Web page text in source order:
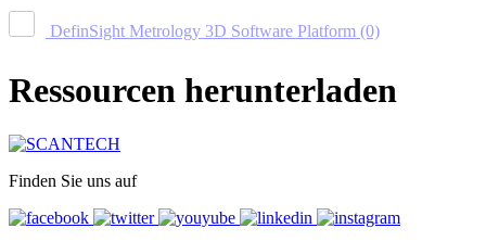
DefinSight Metrology 3D Software Platform (0)
Ressourcen herunterladen
Finden Sie uns auf